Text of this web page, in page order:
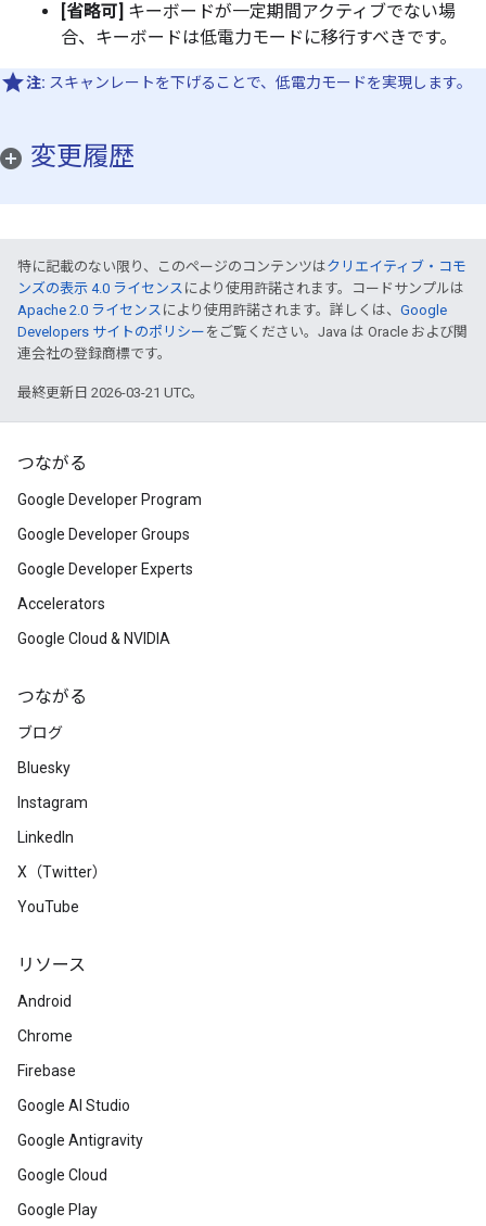
[省略可] キーボードが一定期間アクティブでない場
合、キーボードは低電力モードに移行すべきです。
注: スキャンレートを下げることで、低電力モードを実現します。
変更履歴
特に記載のない限り、このページのコンテンツはクリエイティブ・コモ
ンズの表示 4.0 ライセンス により使用許諾されます。コードサンプルは
Apache 2.0 ライセンス により使用許諾されます。詳しくは、 Google
Developers サイトのポリシー をご覧ください。Java は Oracle および関
連会社の登録商標です。
最終更新日 2026-03-21 UTC。
つながる
Google Developer Program
Google Developer Groups
Google Developer Experts
Accelerators
Google Cloud & NVIDIA
つながる
ブログ
Bluesky
Instagram
LinkedIn
X（Twitter）
YouTube
リソース
Android
Chrome
Firebase
Google AI Studio
Google Antigravity
Google Cloud
Google Play